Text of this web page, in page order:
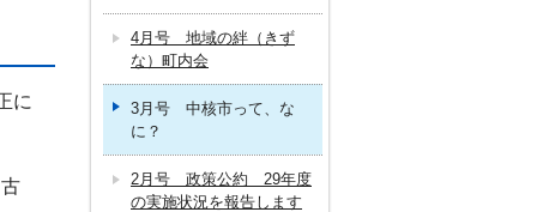
に
4月号 地域の絆（きず
な）町内会
3月号 中核市って、な
に？
2月号 政策公約 29年度
の実施状況を報告します